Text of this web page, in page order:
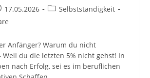
17.05.2026
Beitrags-
Selbstständigkeit
Anfänger? Warum du nicht
Weil du die letzten 5% nicht gehst! In
nach Erfolg, sei es im beruflichen